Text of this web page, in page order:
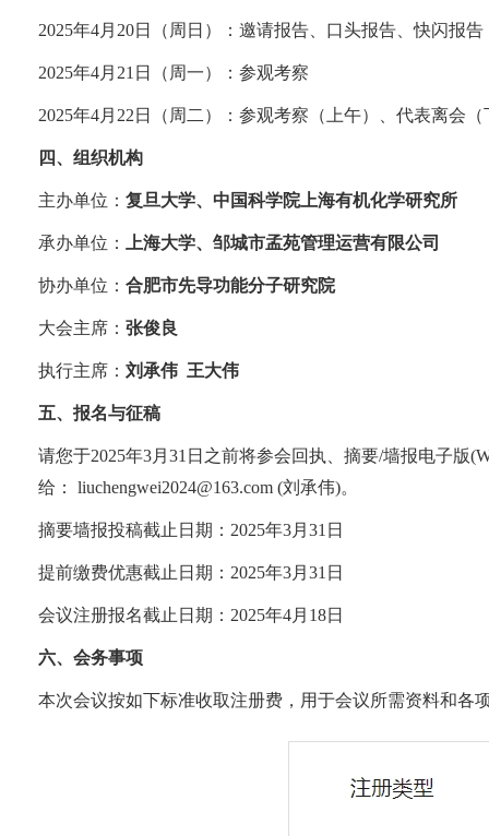
2025年4月 20日（周日）：邀请报告、口头报告、快闪报告
2025年4月 21 日（周一）：参观考察
2025年4月 22 日（周二）：参观考察（上午）、代表离会（
四、组织机构
主办单位： 复旦大学、中国科学院上海有机化学研究所
承办单位： 上海大学、邹城市孟苑管理运营有限公司
协办单位： 合肥市先导功能分子研究院
大会主席： 张俊良
执行主席： 刘承伟 王大伟
五、报名与征稿
请您于2025年3月 31 日之前将参会回执、摘要/墙报电子版
给：
liuchengwei2024@163.com (刘承伟)。
摘要墙报投稿截止日期： 2025年3月 31 日
提前缴费优惠截止日期： 2025年3月 31 日
会议注册报名截止日期： 2025年4月 18日
六、会务事项
本次会议按如下标准收取注册费，用于会议所需资料和各